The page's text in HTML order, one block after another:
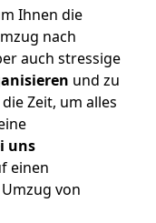
Ihnen die
nach
auch stressige
und zu
Zeit, um alles
uns
einen
von